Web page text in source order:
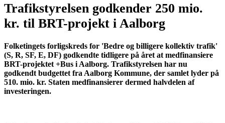
Trafikstyrelsen godkender 250 mio.
kr. til BRT-projekt i Aalborg
Folketingets forligskreds for 'Bedre og billigere kollektiv trafik'
(S, R, SF, E, DF) godkendte tidligere på året at medfinansiere
BRT-projektet +Bus i Aalborg. Trafikstyrelsen har nu
godkendt budgettet fra Aalborg Kommune, der samlet lyder på
510. mio. kr. Staten medfinansierer dermed halvdelen af
investeringen.